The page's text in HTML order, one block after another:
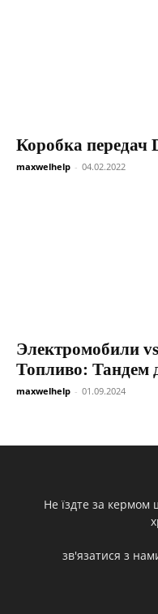
Коробка передач
maxwelhelp - 04.02.2022
Электромобили
Топливо: Тандем
maxwelhelp - 01.09.2024
Не їздте за кермом
зв'язатися з